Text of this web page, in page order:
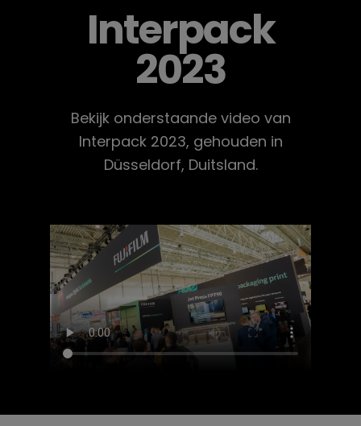
Interpack
2023
Bekijk onderstaande video van
Interpack 2023, gehouden in
Düsseldorf, Duitsland.